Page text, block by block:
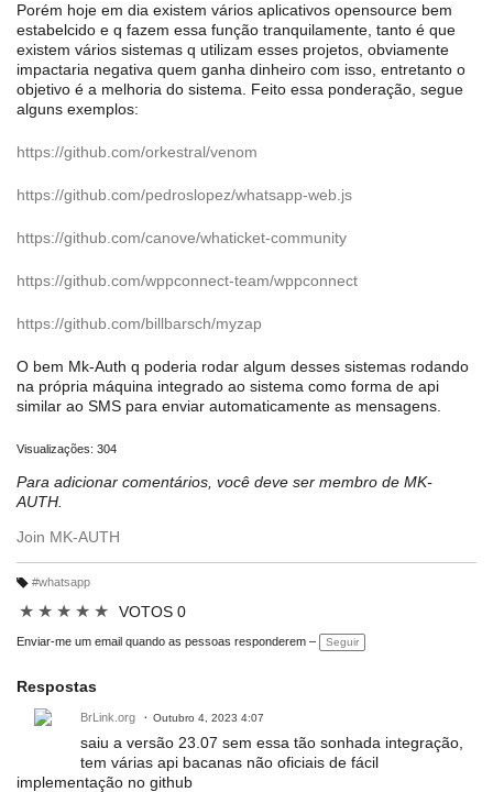
Porém hoje em dia existem vários aplicativos opensource bem
estabelcido e q fazem essa função tranquilamente, tanto é que
existem vários sistemas q utilizam esses projetos, obviamente
impactaria negativa quem ganha dinheiro com isso, entretanto o
objetivo é a melhoria do sistema. Feito essa ponderação, segue
alguns exemplos:
https://github.com/orkestral/venom
https://github.com/pedroslopez/whatsapp-web.js
https://github.com/canove/whaticket-community
https://github.com/wppconnect-team/wppconnect
https://github.com/billbarsch/myzap
O bem Mk-Auth q poderia rodar algum desses sistemas rodando
na própria máquina integrado ao sistema como forma de api
similar ao SMS para enviar automaticamente as mensagens.
Visualizações: 304
Para adicionar comentários, você deve ser membro de MK-
AUTH.
Join MK-AUTH
ar
c
ç
õ
#whatsapp
★ ★ ★ ★ ★ VOTOS 0
Enviar-me um email quando as pessoas responderem – Seguir
Respostas
BrLink.org Outubro 4, 2023 4:07
saiu a versão 23.07 sem essa tão sonhada integração,
tem várias api bacanas não oficiais de fácil
implementação no github